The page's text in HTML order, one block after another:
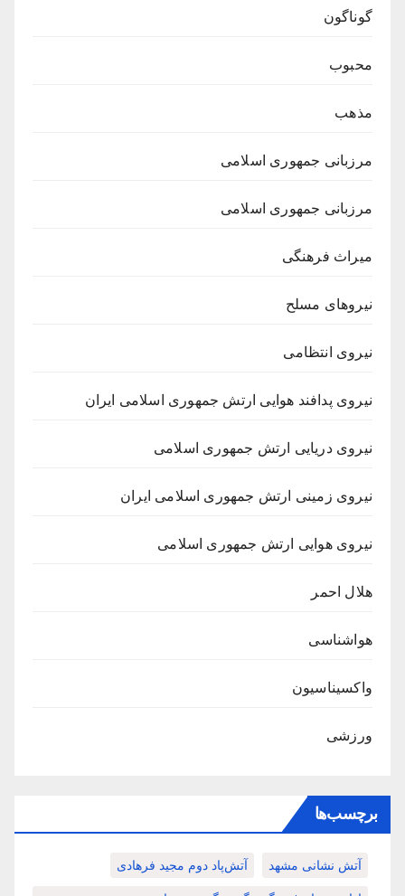
گوناگون
محبوب
مذهب
مرزبانی جمهوری اسلامی
مرزبانی جمهوری اسلامی
میراث فرهنگی
نیروهای مسلح
نیروی انتظامی
نیروی پدافند هوایی ارتش جمهوری اسلامی ایران
نیروی دریایی ارتش جمهوری اسلامی
نیروی زمینی ارتش جمهوری اسلامی ایران
نیروی هوایی ارتش جمهوری اسلامی
هلال احمر
هواشناسی
واکسیناسیون
ورزشی
برچسب‌ها
آتش نشانی مشهد آتش‌پاد دوم مجید فرهادی